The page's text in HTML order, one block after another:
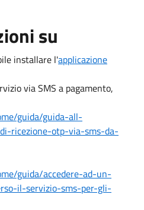
su
installare l'applicazione
via SMS a pagamento,
guida/guida-all-
ricezione-otp-via-sms-da-
guida/accedere-ad-un-
il-servizio-sms-per-gli-